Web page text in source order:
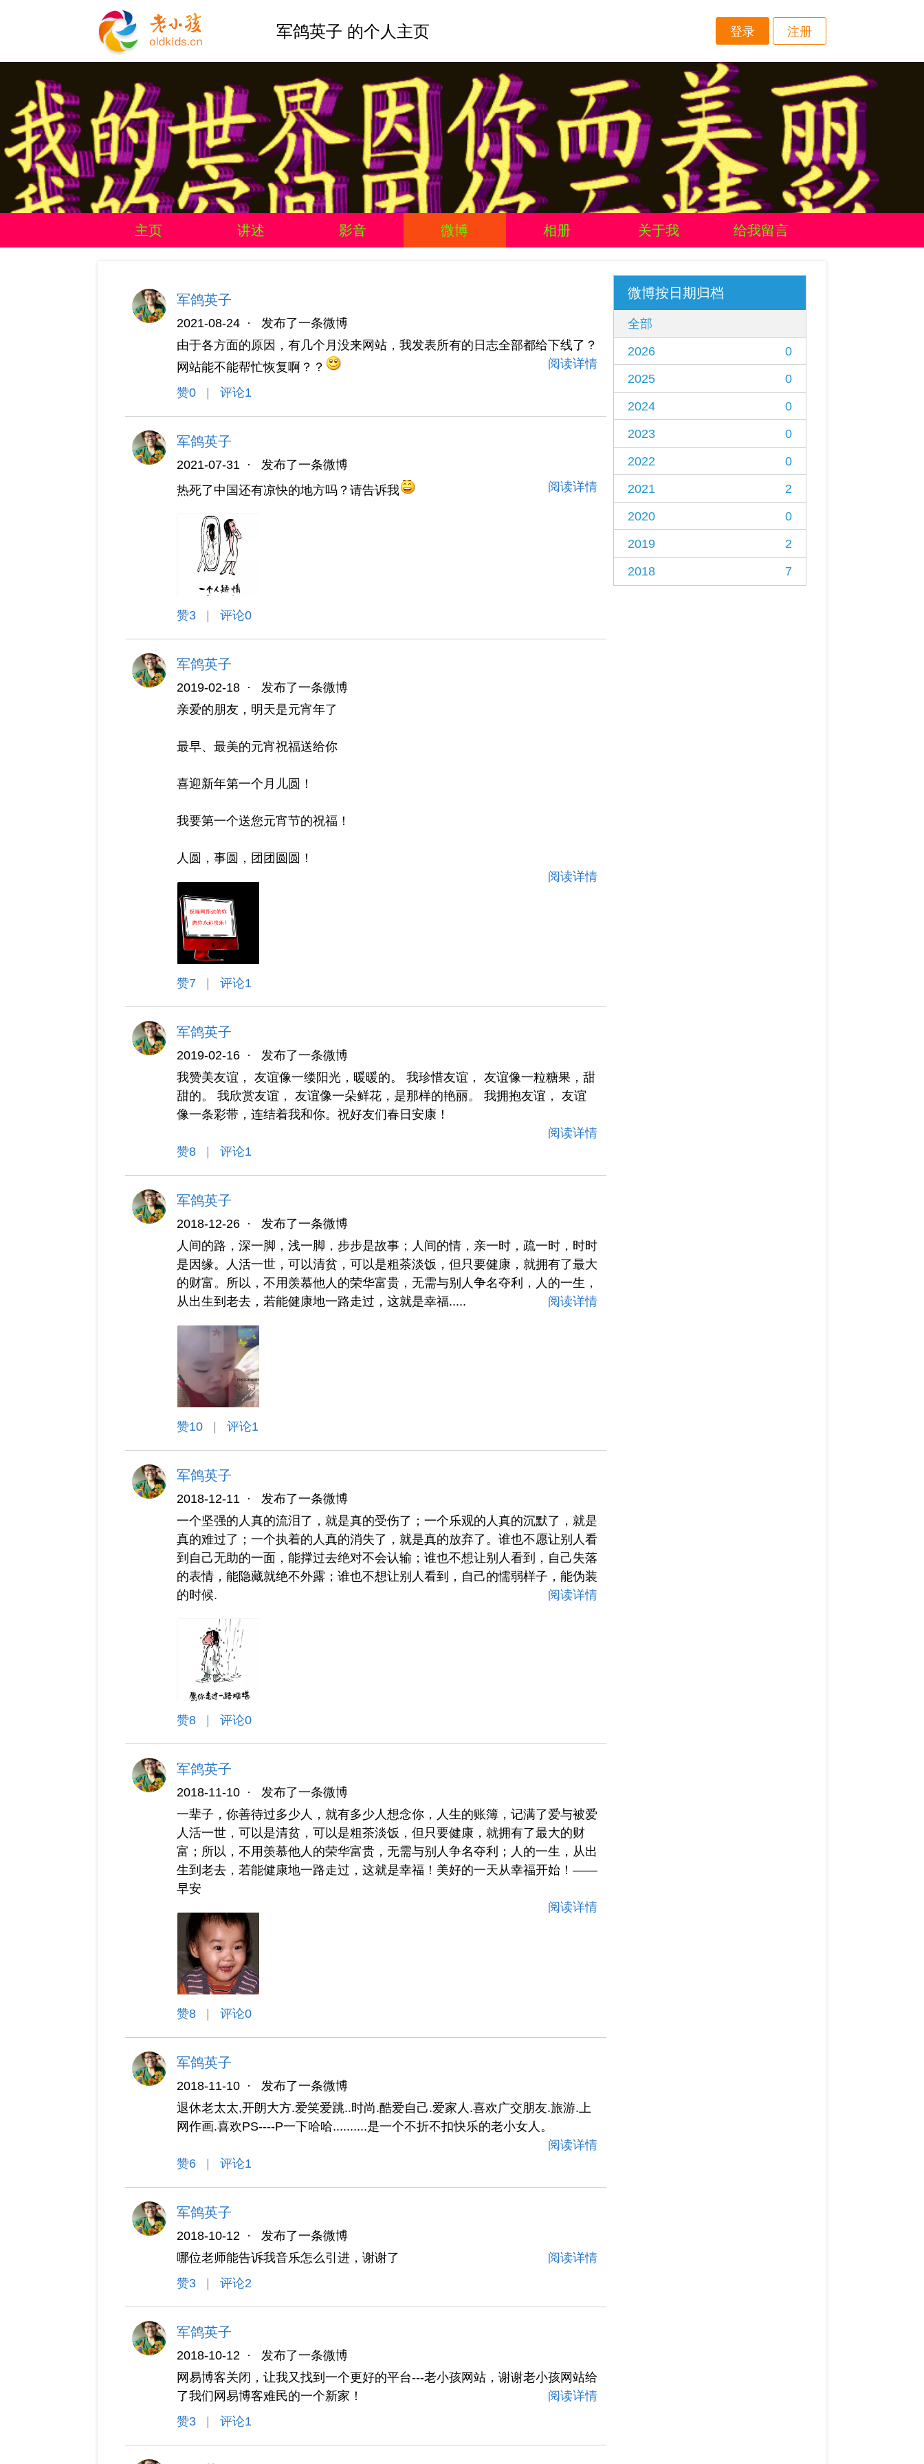
军鸽英子 的个人主页 登录 注册
主页 讲述 影音 微博 相册 关于我 给我留言
军鸽英子
2021-08-24 ·
发布了一条微博
由于各方面的原因，有几个月没来网站，我发表所有的日志全部都给下线了？
网站能不能帮忙恢复啊？？
阅读详情
赞0 评论1
军鸽英子
2021-07-31 ·
发布了一条微博
热死了中国还有凉快的地方吗？请告诉我
阅读详情
赞3 评论0
军鸽英子
2019-02-18 ·
发布了一条微博
亲爱的朋友，明天是元宵年了
最早、最美的元宵祝福送给你
喜迎新年第一个月儿圆！
我要第一个送您元宵节的祝福！
人圆，事圆，团团圆圆！
阅读详情
赞7 评论1
军鸽英子
2019-02-16 ·
发布了一条微博
我赞美友谊， 友谊像一缕阳光，暖暖的。 我珍惜友谊， 友谊像一粒糖果，甜
甜的。 我欣赏友谊， 友谊像一朵鲜花，是那样的艳丽。 我拥抱友谊， 友谊
像一条彩带，连结着我和你。祝好友们春日安康！
阅读详情
赞8 评论1
军鸽英子
2018-12-26 ·
发布了一条微博
人间的路，深一脚，浅一脚，步步是故事；人间的情，亲一时，疏一时，时时
是因缘。人活一世，可以清贫，可以是粗茶淡饭，但只要健康，就拥有了最大
的财富。所以，不用羡慕他人的荣华富贵，无需与别人争名夺利，人的一生，
从出生到老去，若能健康地一路走过，这就是幸福.....
阅读详情
赞10 评论1
军鸽英子
2018-12-11 ·
发布了一条微博
一个坚强的人真的流泪了，就是真的受伤了；一个乐观的人真的沉默了，就是
真的难过了；一个执着的人真的消失了，就是真的放弃了。谁也不愿让别人看
到自己无助的一面，能撑过去绝对不会认输；谁也不想让别人看到，自己失落
的表情，能隐藏就绝不外露；谁也不想让别人看到，自己的懦弱样子，能伪装
的时候.
阅读详情
赞8 评论0
军鸽英子
2018-11-10 ·
发布了一条微博
一辈子，你善待过多少人，就有多少人想念你，人生的账簿，记满了爱与被爱
人活一世，可以是清贫，可以是粗茶淡饭，但只要健康，就拥有了最大的财
富；所以，不用羡慕他人的荣华富贵，无需与别人争名夺利；人的一生，从出
生到老去，若能健康地一路走过，这就是幸福！美好的一天从幸福开始！——
早安
阅读详情
赞8 评论0
军鸽英子
2018-11-10 ·
发布了一条微博
退休老太太,开朗大方.爱笑爱跳..时尚.酷爱自己.爱家人.喜欢广交朋友.旅游.上
网作画.喜欢PS----P一下哈哈..........是一个不折不扣快乐的老小女人。
阅读详情
赞6 评论1
军鸽英子
2018-10-12 ·
发布了一条微博
哪位老师能告诉我音乐怎么引进，谢谢了
阅读详情
赞3 评论2
军鸽英子
2018-10-12 ·
发布了一条微博
网易博客关闭，让我又找到一个更好的平台---老小孩网站，谢谢老小孩网站给
了我们网易博客难民的一个新家！
阅读详情
赞3 评论1
微博按日期归档
全部
2026
0
2025
0
2024
0
2023
0
2022
0
2021
2
2020
0
2019
2
2018
7